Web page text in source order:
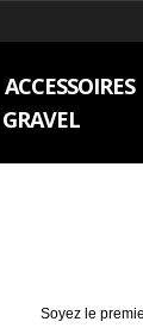
ACCESSOIRES
Soyez le